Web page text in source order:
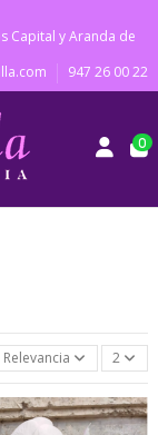
Capital y Aranda de
947 26 00 22
0
Relevancia 2